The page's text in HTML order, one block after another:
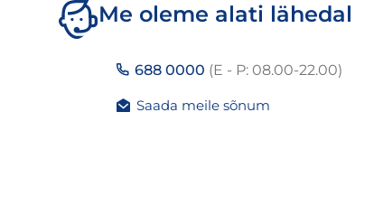
Me oleme alati lähedal
688 0000 (E - P: 08.00-22.00)
Saada meile sõnum